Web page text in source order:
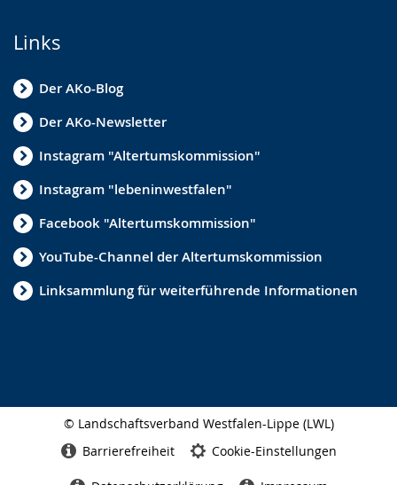
Links
Der AKo-Blog
Der AKo-Newsletter
Instagram "Altertumskommission"
Instagram "lebeninwestfalen"
Facebook "Altertumskommission"
YouTube-Channel der Altertumskommission
Linksammlung für weiterführende Informationen
© Landschaftsverband Westfalen-Lippe (LWL)
Barrierefreiheit Cookie-Einstellungen